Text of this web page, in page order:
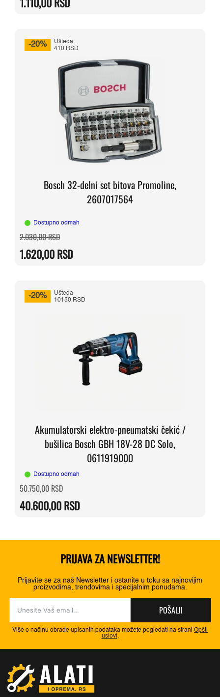
bila:
1.390,00 RSD.
1.110,00 RSD.
-20%
Ušteda
410 RSD
Bosch 32-delni set bitova Promoline,
2607017564
Dostupno odmah
2.030,00RSDOriginalna
cena
bila:
2.030,00 RSD.
1.620,00RSD
Trenutna
cena
1.620,00 RSD.
-20%
Ušteda
10150 RSD
Akumulatorski elektro-pneumatski čekić /
bušilica Bosch GBH 18V-28 DC Solo,
0611919000
Dostupno odmah
50.750,00RSDOriginalna
cena
bila:
50.750,00 RSD.
40.600,00RSD
Trenutna
cena
40.600,00 RSD.
PRIJAVA ZA NEWSLETTER!
Prijavite se za naš Newsletter i ostanite u toku sa najnovijim
proizvodima, trendovima i specijalnim ponudama.
POŠALJI
Više o načinu obrade upisanih podataka možete pogledati na strani Opšti
uslovi .